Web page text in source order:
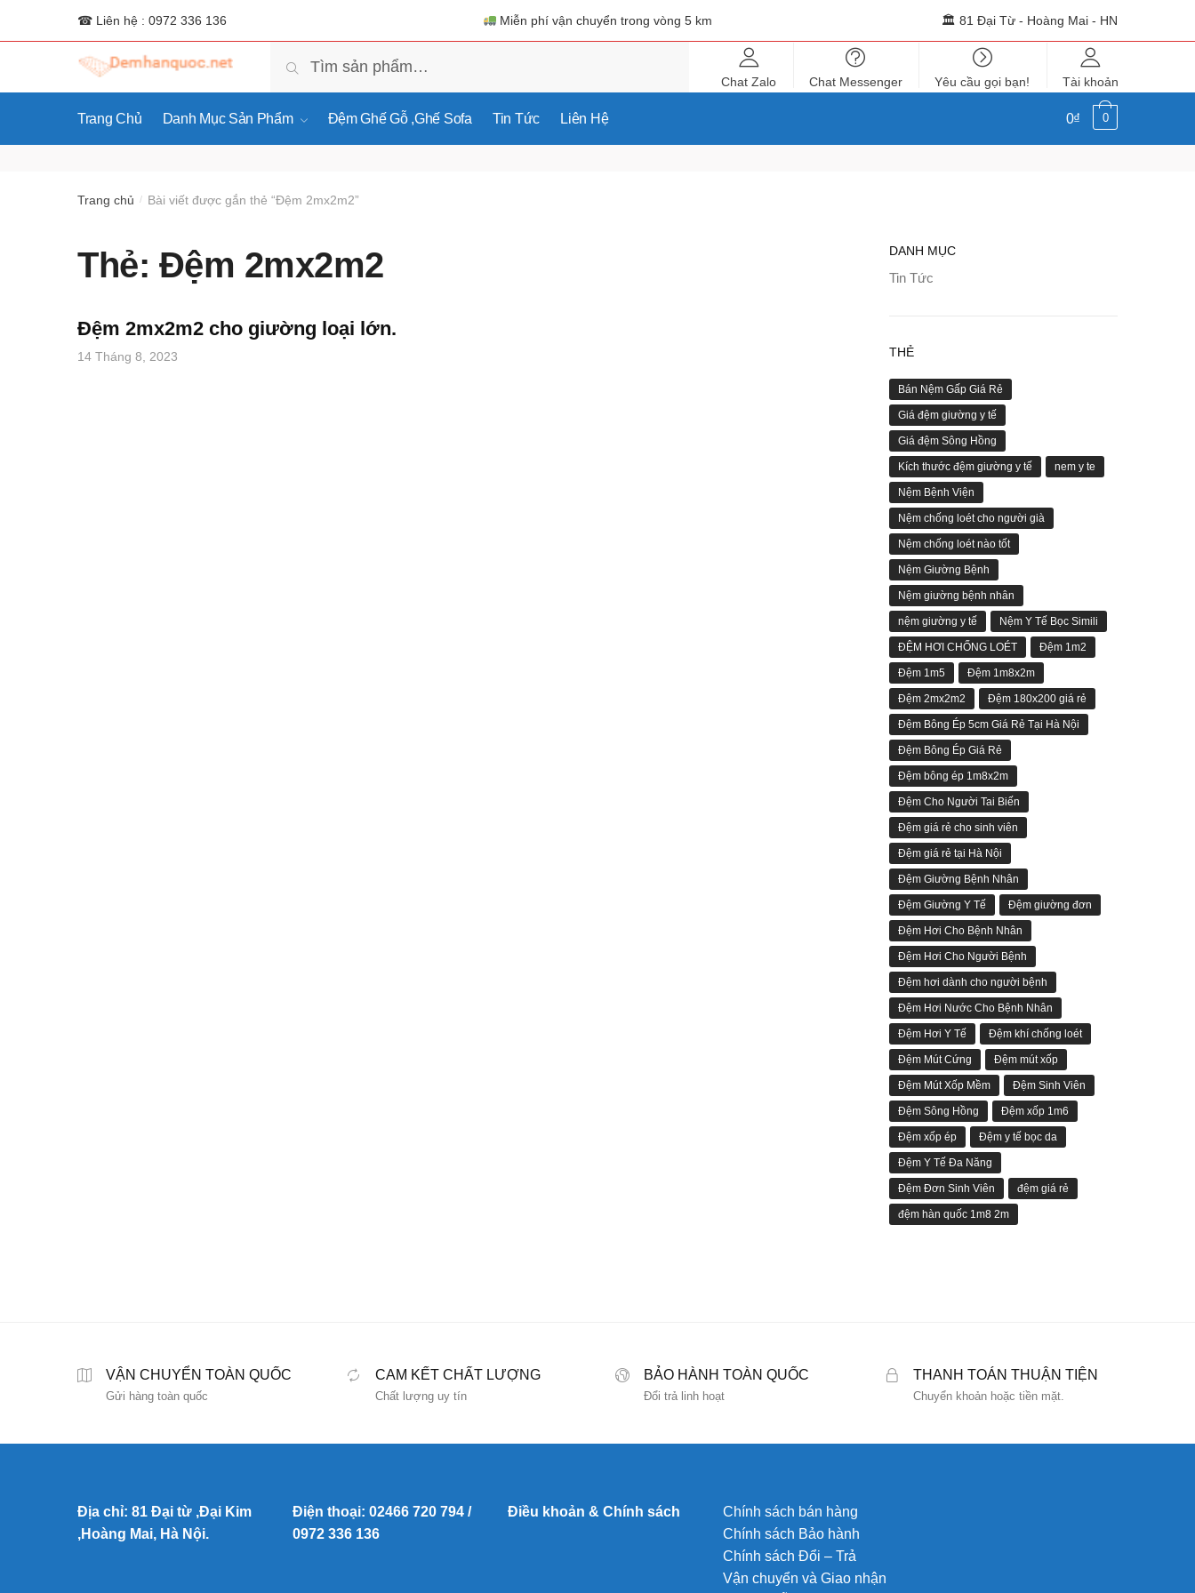
☎ Liên hệ : 0972 336 136 Miễn phí vận chuyển trong vòng 5 km 🏛 81 Đại Từ - Hoàng Mai - HN
kiếm:
Tìm kiếm
Chat Zalo Chat Messenger Yêu cầu gọi bạn! Tài khoản
Trang Chủ Danh Mục Sản Phẩm Đệm Ghế Gỗ ,ghế Sofa Tin Tức Liên Hệ 0₫ 0
Trang chủ / Bài viết được gắn thẻ “Đệm 2mx2m2”
Thẻ: Đệm 2mx2m2
Đệm 2mx2m2 cho giường loại lớn.
14 Tháng 8, 2023
DANH MỤC
Tin Tức
THẺ
Bán Nệm Gấp Giá Rẻ
Giá đệm giường y tế
Giá đệm Sông Hồng
Kích thước đệm giường y tế nem y te
Nệm Bệnh Viện
Nệm chống loét cho người già
Nệm chống loét nào tốt
Nệm Giường Bệnh
Nệm giường bệnh nhân
nệm giường y tế Nệm Y Tế Bọc Simili
ĐỆM HƠI CHỐNG LOÉT Đệm 1m2
Đệm 1m5 Đệm 1m8x2m
Đệm 2mx2m2 Đệm 180x200 giá rẻ
Đệm Bông Ép 5cm Giá Rẻ Tại Hà Nội
Đệm Bông Ép Giá Rẻ
Đệm bông ép 1m8x2m
Đệm Cho Người Tai Biến
Đệm giá rẻ cho sinh viên
Đệm giá rẻ tại Hà Nội
Đệm Giường Bệnh Nhân
Đệm Giường Y Tế Đệm giường đơn
Đệm Hơi Cho Bệnh Nhân
Đệm Hơi Cho Người Bệnh
Đệm hơi dành cho người bệnh
Đệm Hơi Nước Cho Bệnh Nhân
Đệm Hơi Y Tế Đệm khí chống loét
Đệm Mút Cứng Đệm mút xốp
Đệm Mút Xốp Mềm Đệm Sinh Viên
Đệm Sông Hồng Đệm xốp 1m6
Đệm xốp ép Đệm y tế bọc da
Đệm Y Tế Đa Năng
Đệm Đơn Sinh Viên đệm giá rẻ
đệm hàn quốc 1m8 2m
VẬN CHUYỂN TOÀN QUỐC
Gửi hàng toàn quốc
CAM KẾT CHẤT LƯỢNG
Chất lượng uy tín
BẢO HÀNH TOÀN QUỐC
Đổi trả linh hoạt
THANH TOÁN THUẬN TIỆN
Chuyển khoản hoặc tiền mặt.
Địa chỉ: 81 Đại từ ,Đại Kim
,Hoàng Mai, Hà Nội.
Điện thoại: 02466 720 794 /
0972 336 136
Điều khoản & Chính sách
Chính sách bán hàng
Chính sách Bảo hành
Chính sách Đổi – Trả
Vận chuyển và Giao nhận